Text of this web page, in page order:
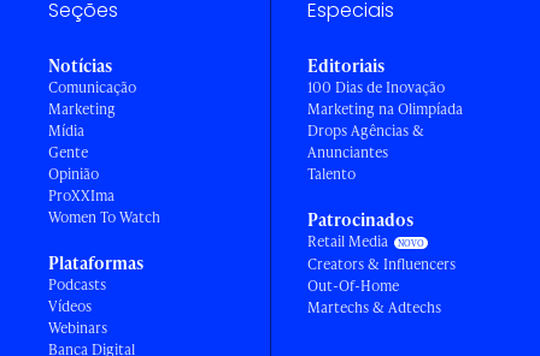
Seções
Notícias
Comunicação
Marketing
Mídia
Gente
Opinião
ProXXIma
Women To Watch
Plataformas
Podcasts
Vídeos
Webinars
Banca Digital
Especiais
Editoriais
100 Dias de Inovação
Marketing na Olimpíada
Drops Agências &
Anunciantes
Talento
Patrocinados
Retail Media
Creators & Influencers
Out-Of-Home
Martechs & Adtechs